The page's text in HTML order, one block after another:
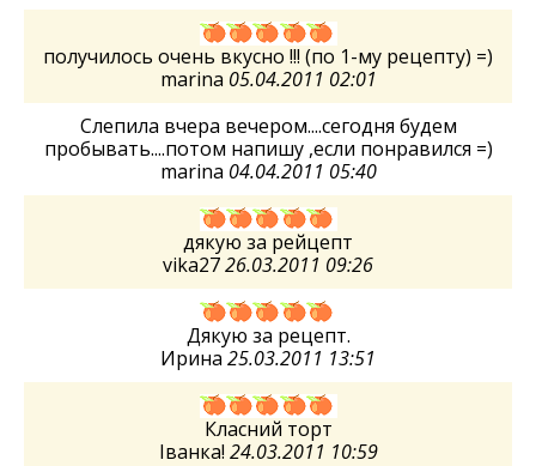
получилось очень вкусно !!! (по 1-му рецепту) =)
marina 05.04.2011 02:01
Слепила вчера вечером....сегодня будем
пробывать....потом напишу ,если понравился =)
marina 04.04.2011 05:40
дякую за рейцепт
vika2726.03.2011 09:26
Дякую за рецепт.
Ирина 25.03.2011 13:51
Класний торт
Іванка! 24.03.2011 10:59